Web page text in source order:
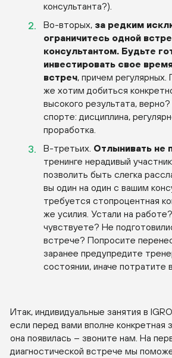
консультанта?).
Во-вторых, за редким
ограничитесь одной
консультантом. Будьте
инвестировать свое
встреч, причем
же хотим добиться
высокого результата,
спорте: дисциплина,
проработка.
В-третьих. Отлынивать не
тренинге нерадивый
позволить быть слегка
вы один на один с вашим
требуется стопроцентная
же усилия. Устали на
чувствуете? Не
встрече? Попросите
заранее предупредите
состоянии, иначе потратите
Итак, индивидуальные занятия в
если перед вами вполне конкретная
она появилась – звоните нам. На
диагностической встрече мы